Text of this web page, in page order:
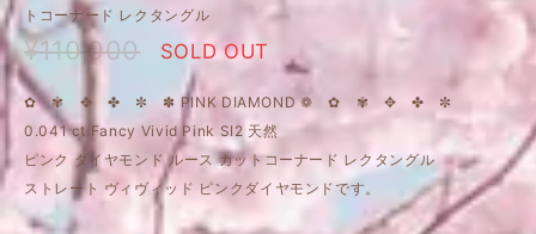
トコーナード レクタングル
¥110,000 SOLD OUT
✿ ✾ ✥ ✤ ✼ ✽ PINK DIAMOND ❁ ✿ ✾ ✥ ✤ ✼
0.041 ct Fancy Vivid Pink SI2 天然
ピンク ダイヤモンド ルース カットコーナード レクタングル
ストレート ヴィヴィッド ピンクダイヤモンドです。